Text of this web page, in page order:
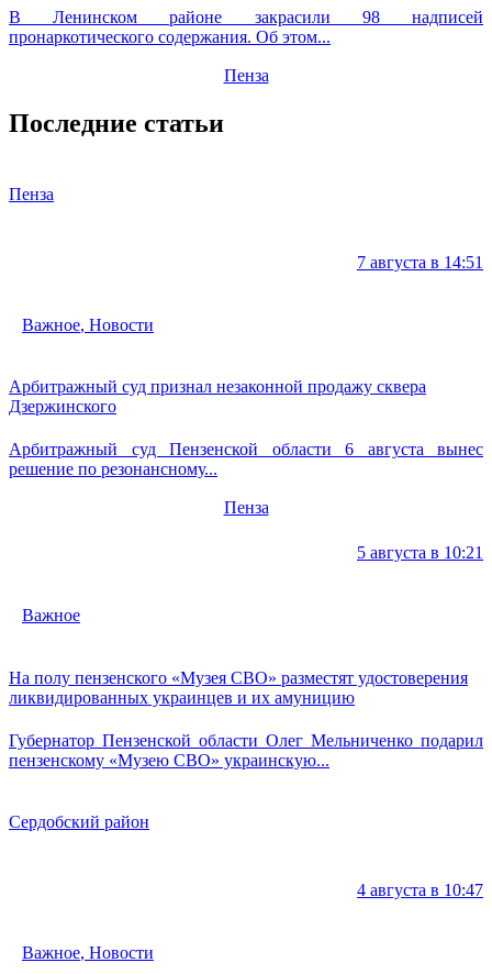
В Ленинском районе закрасили 98 надписей
пронаркотического содержания. Об этом...
Пенза
Последние статьи
Пенза
7 августа в 14:51
Важное, Новости
Арбитражный суд признал незаконной продажу сквера
Дзержинского
Арбитражный суд Пензенской области 6 августа вынес
решение по резонансному...
Пенза
5 августа в 10:21
Важное
На полу пензенского «Музея СВО» разместят удостоверения
ликвидированных украинцев и их амуницию
Губернатор Пензенской области Олег Мельниченко подарил
пензенскому «Музею СВО» украинскую...
Сердобский район
4 августа в 10:47
Важное, Новости